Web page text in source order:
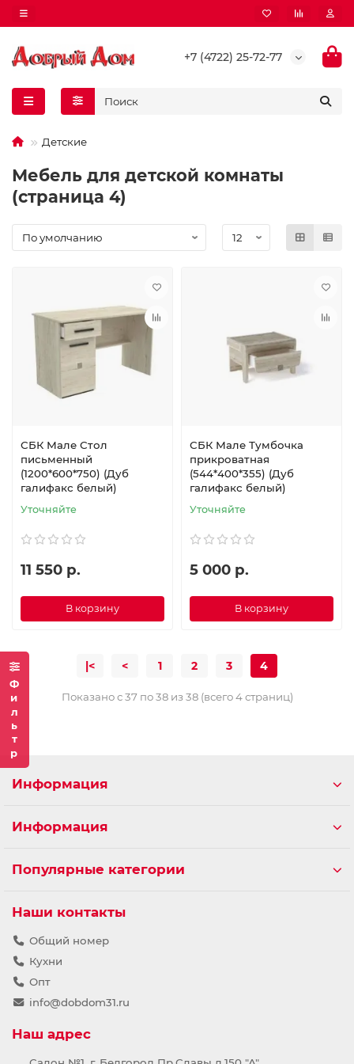
+7 (4722) 25-72-77
Детские
Мебель для детской комнаты
(страница 4)
Фильтр
СБК Мале Стол
письменный
(1200*600*750) (Дуб
галифакс белый)
Уточняйте
11 550 р.
В корзину
СБК Мале Тумбочка
прикроватная
(544*400*355) (Дуб
галифакс белый)
Уточняйте
5 000 р.
В корзину
|< < 1 2 3 4
Показано с 37 по 38 из 38 (всего 4 страниц)
Информация
Информация
Популярные категории
Наши контакты
Общий номер
Кухни
Опт
info@dobdom31.ru
Наш адрес